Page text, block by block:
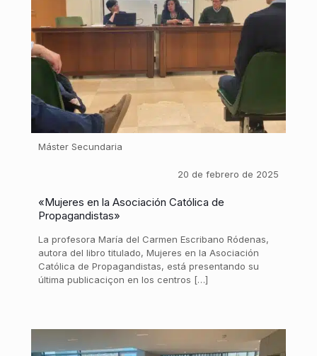
Máster Secundaria
20 de febrero de 2025
«Mujeres en la Asociación Católica de
Propagandistas»
La profesora María del Carmen Escribano Ródenas,
autora del libro titulado, Mujeres en la Asociación
Católica de Propagandistas, está presentando su
última publicaciçon en los centros […]